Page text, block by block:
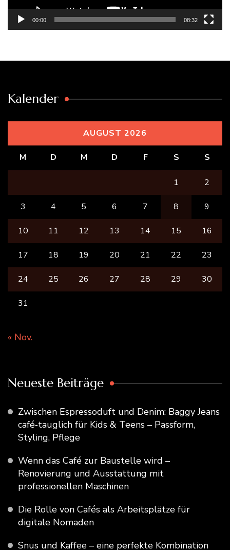
00:00 08:32
Kalender
AUGUST 2026
M D M D F S S
1 2
3 4 5 6 7 8 9
10 11 12 13 14 15 16
17 18 19 20 21 22 23
24 25 26 27 28 29 30
31
« Nov.
Neueste Beiträge
Zwischen Espressoduft und Denim: Baggy Jeans
café‑tauglich für Kids & Teens – Passform,
Styling, Pflege
Wenn das Café zur Baustelle wird –
Renovierung und Ausstattung mit
professionellen Maschinen
Die Rolle von Cafés als Arbeitsplätze für
digitale Nomaden
Snus und Kaffee – eine perfekte Kombination